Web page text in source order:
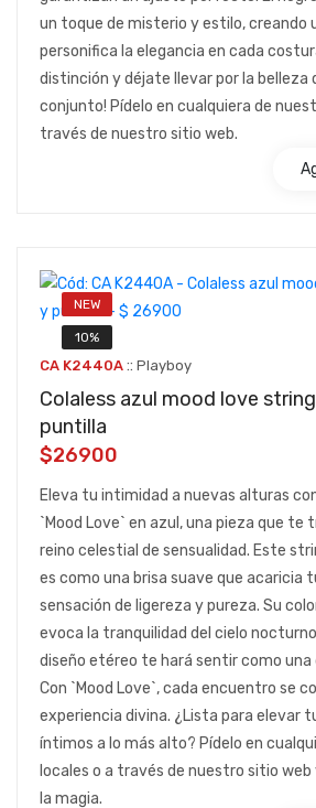
un toque de misterio y estilo, creando
personifica la elegancia en cada
distinción y déjate llevar por la belleza
conjunto! Pídelo en cualquiera de
través de nuestro sitio web.
NEW
10%
CA K2440A :: Playboy
Colaless azul mood love
puntilla
$26900
Eleva tu intimidad a nuevas alturas
`Mood Love` en azul, una pieza que te
reino celestial de sensualidad. Este
es como una brisa suave que acaricia
sensación de ligereza y pureza. Su
evoca la tranquilidad del cielo
diseño etéreo te hará sentir como una
Con `Mood Love`, cada encuentro se
experiencia divina. ¿Lista para elevar
íntimos a lo más alto? Pídelo en
locales o a través de nuestro sitio
la magia.